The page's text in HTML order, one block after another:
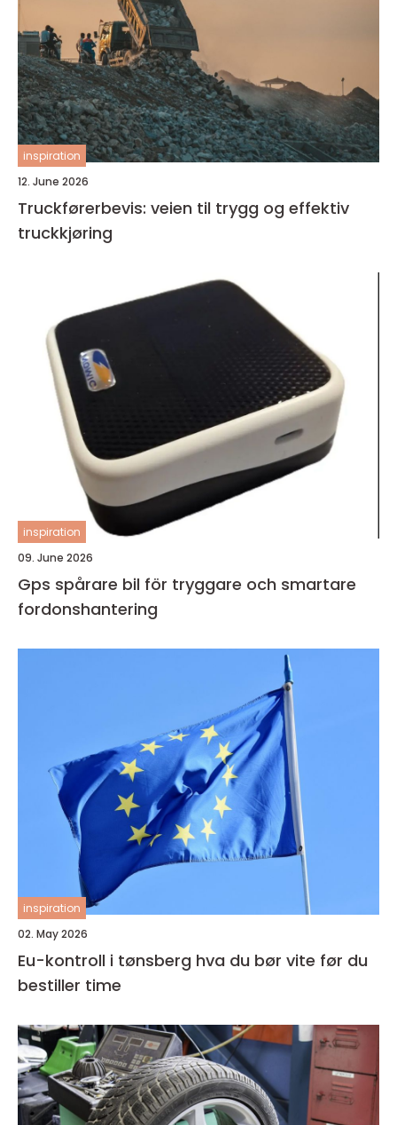
inspiration
12. June 2026
Truckførerbevis: veien til trygg og effektiv
truckkjøring
inspiration
09. June 2026
Gps spårare bil för tryggare och smartare
fordonshantering
inspiration
02. May 2026
Eu-kontroll i tønsberg hva du bør vite før du
bestiller time